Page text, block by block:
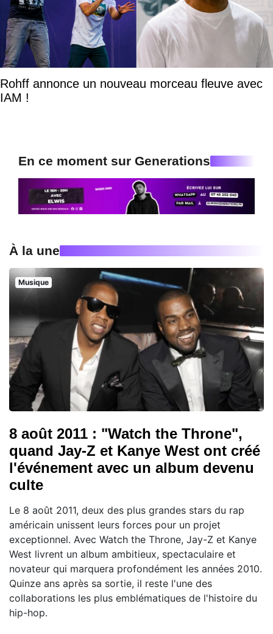
Rohff annonce un nouveau morceau fleuve avec
IAM !
En ce moment sur Generations
À la une
Musique
8 août 2011 : "Watch the Throne",
quand Jay-Z et Kanye West ont créé
l'événement avec un album devenu
culte
Le 8 août 2011, deux des plus grandes stars du rap
américain unissent leurs forces pour un projet
exceptionnel. Avec Watch the Throne, Jay-Z et Kanye
West livrent un album ambitieux, spectaculaire et
novateur qui marquera profondément les années 2010.
Quinze ans après sa sortie, il reste l'une des
collaborations les plus emblématiques de l'histoire du
hip-hop.